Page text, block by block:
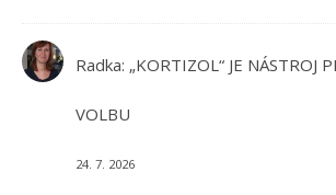
Radka: „KORTIZOL“ JE NÁSTROJ
VOLBU
24. 7. 2026